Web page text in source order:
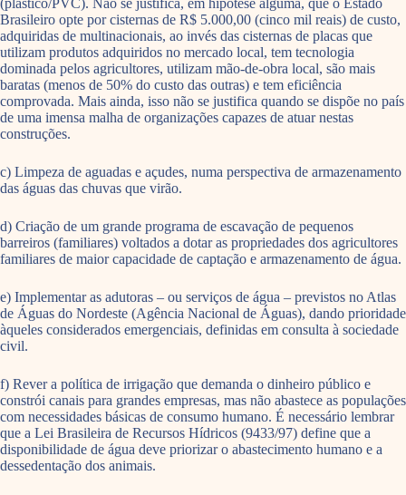
(plástico/PVC). Não se justifica, em hipótese alguma, que o Estado
Brasileiro opte por cisternas de R$ 5.000,00 (cinco mil reais) de custo,
adquiridas de multinacionais, ao invés das cisternas de placas que
utilizam produtos adquiridos no mercado local, tem tecnologia
dominada pelos agricultores, utilizam mão-de-obra local, são mais
baratas (menos de 50% do custo das outras) e tem eficiência
comprovada. Mais ainda, isso não se justifica quando se dispõe no país
de uma imensa malha de organizações capazes de atuar nestas
construções.
c) Limpeza de aguadas e açudes, numa perspectiva de armazenamento
das águas das chuvas que virão.
d) Criação de um grande programa de escavação de pequenos
barreiros (familiares) voltados a dotar as propriedades dos agricultores
familiares de maior capacidade de captação e armazenamento de água.
e) Implementar as adutoras – ou serviços de água – previstos no Atlas
de Águas do Nordeste (Agência Nacional de Águas), dando prioridade
àqueles considerados emergenciais, definidas em consulta à sociedade
civil.
f) Rever a política de irrigação que demanda o dinheiro público e
constrói canais para grandes empresas, mas não abastece as populações
com necessidades básicas de consumo humano. É necessário lembrar
que a Lei Brasileira de Recursos Hídricos (9433/97) define que a
disponibilidade de água deve priorizar o abastecimento humano e a
dessedentação dos animais.